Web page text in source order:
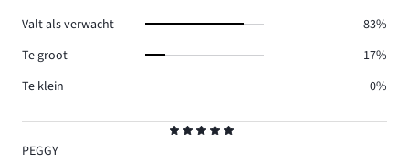
5
PEGGY
Valt als verwacht
83%
Te groot
17%
Te klein
0%